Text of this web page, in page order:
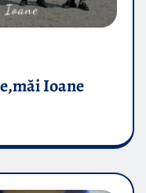
Ioane